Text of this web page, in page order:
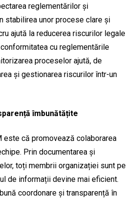
reglementărilor și
stabilirea unor procese clare și
ajută la reducerea riscurilor legale
cu reglementările
proceselor ajută, de
și gestionarea riscurilor într-un
îmbunătățite
este că promovează colaborarea
Prin documentarea și
toți membrii organizației sunt pe
de informații devine mai eficient.
coordonare și transparență în